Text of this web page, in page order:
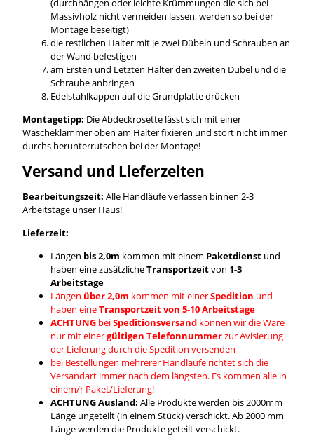
Massivholz nicht vermeiden lassen, werden so bei der
Montage beseitigt)
die restlichen Halter mit je zwei Dübeln und Schrauben an
der Wand befestigen
am Ersten und Letzten Halter den zweiten Dübel und die
Schraube anbringen
Edelstahlkappen auf die Grundplatte drücken
Montagetipp: Die Abdeckrosette lässt sich mit einer
Wäscheklammer oben am Halter fixieren und stört nicht immer
durchs herunterrutschen bei der Montage!
Versand und Lieferzeiten
Bearbeitungszeit: Alle Handläufe verlassen binnen 2-3
Arbeitstage unser Haus!
Lieferzeit:
Längen bis 2,0m kommen mit einem Paketdienstund
haben eine zusätzlicheTransportzeitvon 1-3
Arbeitstage
Längen über 2,0m kommen mit einerSpedition und
haben eineTransportzeit von 5-10 Arbeitstage
ACHTUNGbeiSpeditionsversandkönnen wir die Ware
nur mit einergültigen Telefonnummerzur Avisierung
der Lieferung durch die Spedition versenden
bei Bestellungen mehrerer Handläufe richtet sich die
Versandart immer nach dem längsten. Es kommen alle in
einem/r Paket/Lieferung!
ACHTUNG Ausland: Alle Produkte werden bis 2000mm
Länge ungeteilt (in einem Stück) verschickt. Ab 2000 mm
Länge werden die Produkte geteilt verschickt.